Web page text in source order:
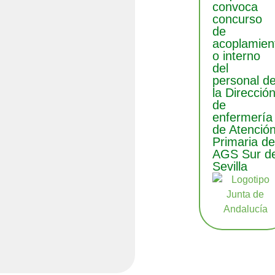
convoca
concurso
de
o interno
del
personal
la Dirección
de
enfermería
de Atención
Primaria del
AGS Sur
Sevilla